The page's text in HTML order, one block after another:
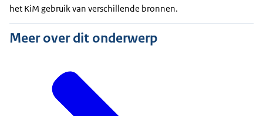
het KiM gebruik van verschillende bronnen.
Meer over dit onderwerp